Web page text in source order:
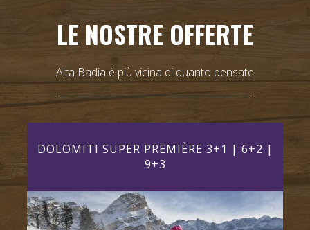
LE NOSTRE OFFERTE
Alta Badia è più vicina di quanto pensate
DOLOMITI SUPER PREMIÈRE 3+1 | 6+2 |
9+3